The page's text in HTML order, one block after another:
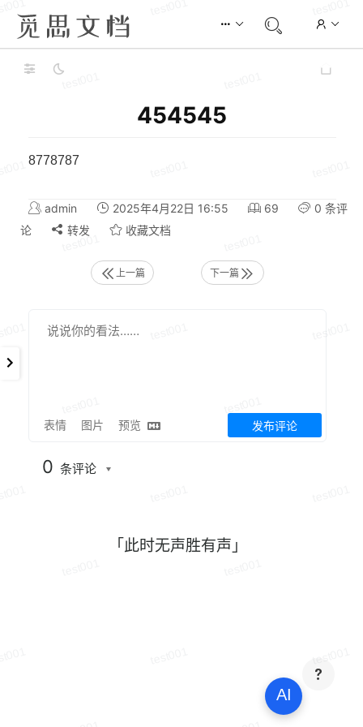
454545
8778787
admin 2025年4月22日 16:55 69
0 条评
论
转发 收藏文档
上一篇 下一篇
表情 图片 预览 发布评论
0 条评论
「此时无声胜有声」
AI